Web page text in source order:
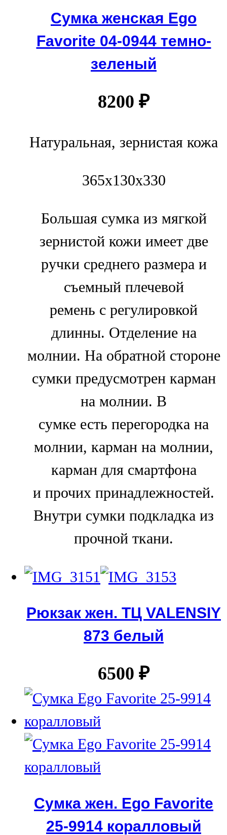
Сумка женская Ego
Favorite 04-0944 темно-
зеленый
8200 ₽
Натуральная, зернистая кожа
365х130х330
Большая сумка из мягкой
зернистой кожи имеет две
ручки среднего размера и
съемный плечевой
ремень с регулировкой
длинны. Отделение на
молнии. На обратной стороне
сумки предусмотрен карман
на молнии. В
сумке есть перегородка на
молнии, карман на молнии,
карман для смартфона
и прочих принадлежностей.
Внутри сумки подкладка из
прочной ткани.
Рюкзак жен. ТЦ VALENSIY
873 белый
6500 ₽
Сумка жен. Ego Favorite
25-9914 коралловый